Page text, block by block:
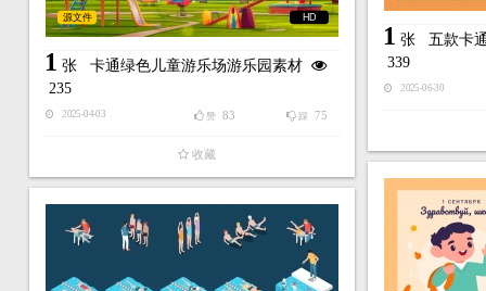
1 张 五款卡
339
2025-06-30
HD
源文件
1 张 卡通绿色儿童游乐场游乐园素材
235
2025-04-03 踩 75
赞 83
收藏